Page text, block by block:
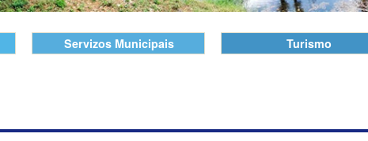
Servizos Municipais Turismo